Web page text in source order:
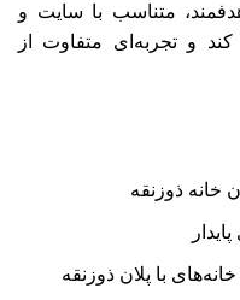
متناسب با سایت و
و تجربه‌ای متفاوت از
خانه ذوزنقه
با پلان ذوزنقه